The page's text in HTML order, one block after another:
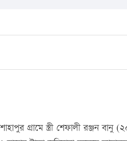
গ্রামে স্ত্রী শেফালী রঞ্জন বানু